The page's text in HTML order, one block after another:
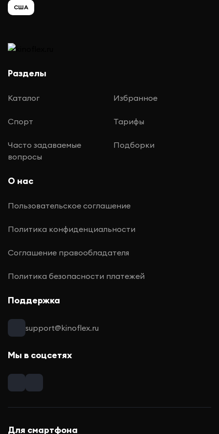
США
Разделы
Каталог Избранное
Спорт Тарифы
Часто задаваемые
вопросы
Подборки
О нас
Пользовательское соглашение
Политика конфиденциальности
Соглашение правообладателя
Политика безопасности платежей
Поддержка
support@kinoflex.ru
Мы в соцсетях
Для смартфона